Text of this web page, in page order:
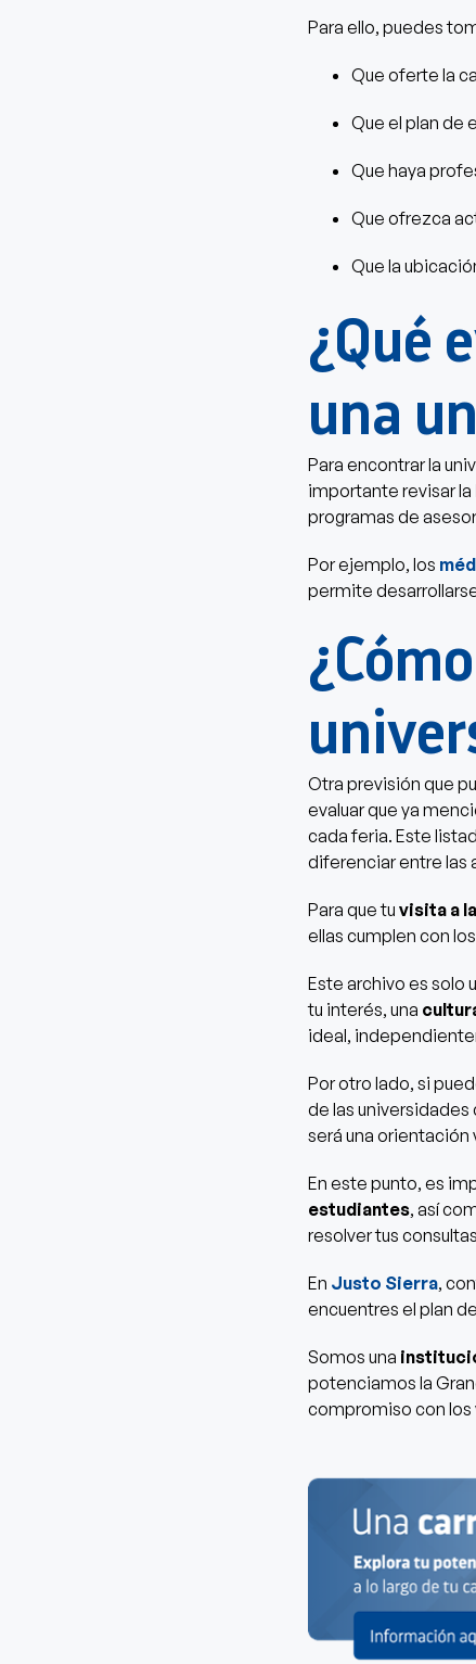
Para ello, puedes
Que oferte la
Que el plan de
Que haya
Que ofrezca
Que la
¿Qué
una
Para encontrar la
importante revisar la
programas de
Por ejemplo, los
permite
Otra previsión que
evaluar que ya
cada feria. Este
diferenciar entre las
Para que tu visita a
ellas cumplen con
Este archivo es solo
tu interés, una
ideal,
Por otro lado, si
de las universidades
será una orientación
En este punto, es
estudiantes, así
resolver tus
En Justo Sierra,
encuentres el plan
Somos una
potenciamos la
compromiso con los